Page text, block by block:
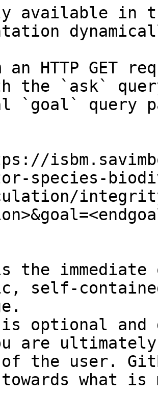
available in
an HTTP GET
the `ask`
`goal` query
species-
the
self-
optional and
are
of the user.
towards what